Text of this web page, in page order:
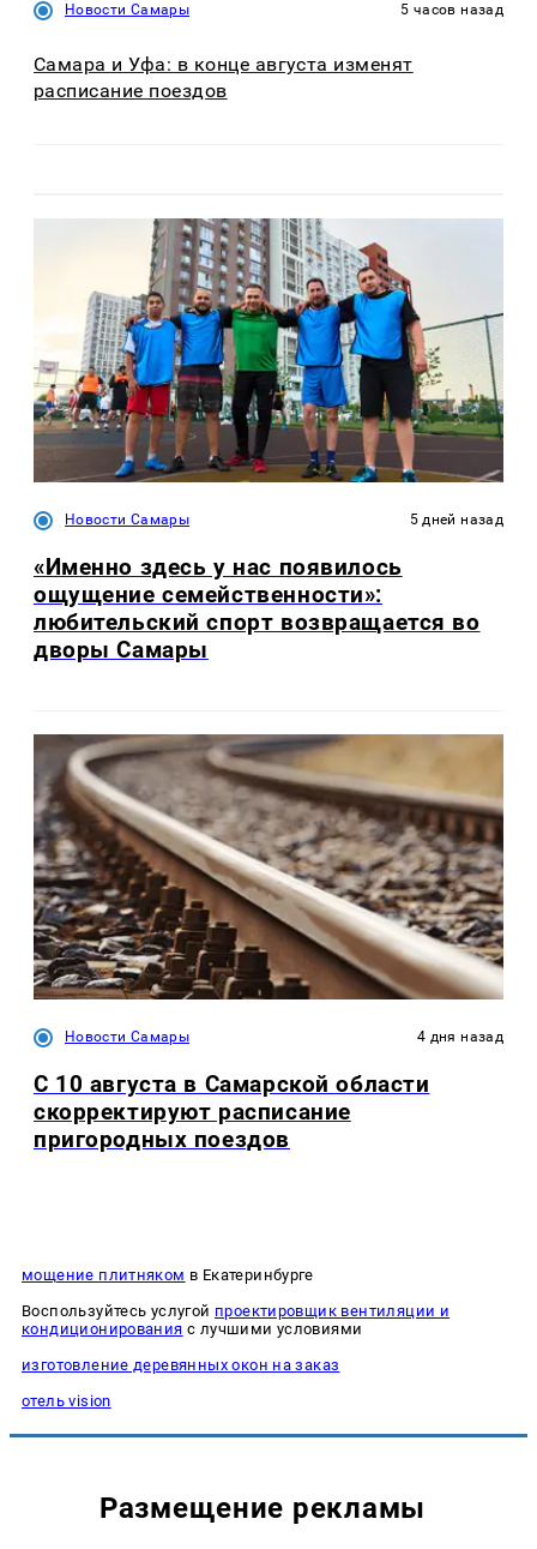
Новости Самары 5 часов назад
Самара и Уфа: в конце августа изменят
расписание поездов
Новости Самары 5 дней назад
«Именно здесь у нас появилось
ощущение семейственности»:
любительский спорт возвращается во
дворы Самары
Новости Самары 4 дня назад
С 10 августа в Самарской области
скорректируют расписание
пригородных поездов
мощение плитняком в Екатеринбурге
Воспользуйтесь услугой проектировщик вентиляции и
кондиционирования с лучшими условиями
изготовление деревянных окон на заказ
отель vision
Размещение рекламы